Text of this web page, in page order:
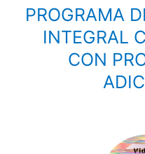
PROGRAMA
INTEGRAL
CON